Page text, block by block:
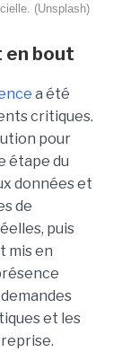
(Unsplash)
en bout
a été
critiques.
pour
étape du
données et
de
puis
mis en
et les